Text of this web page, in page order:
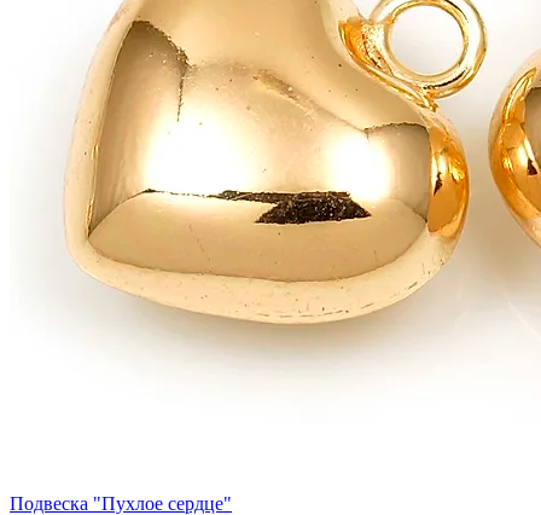
Подвеска "Пухлое сердце"